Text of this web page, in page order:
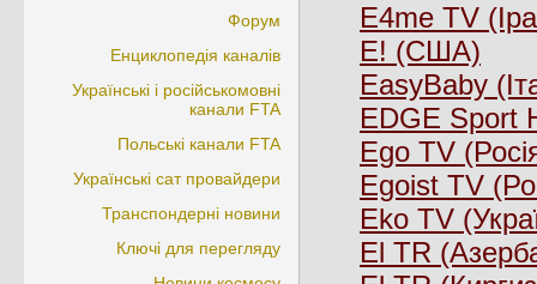
Форум
Енциклопедія каналів
Українські і російськомовні
канали FTA
Польські канали FTA
Українські сат провайдери
Транспондерні новини
Ключі для перегляду
E4me TV
E! (США)
EasyBaby
EDGE Sport
Ego TV
Egoist TV
Eko TV
El TR